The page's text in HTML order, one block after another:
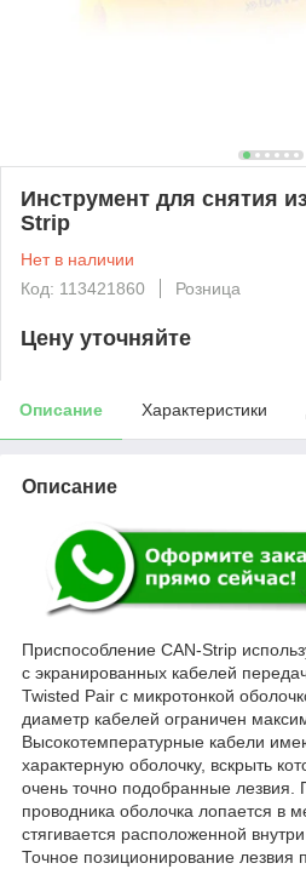
Инструмент для снятия
Strip
Нет в наличии
Код: 113421860
Розница
Цену уточняйте
Описание Характеристики
Описание
Приспособление CAN-Strip
с экранированных кабелей
Twisted Pair с микротонкой
диаметр кабелей ограничен
Высокотемпературные кабели
характерную оболочку, вскрыть
очень точно подобранные лезвия.
проводника оболочка лопается в
стягивается расположенной
Точное позиционирование лезвия